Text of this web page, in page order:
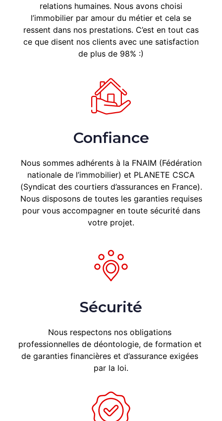
relations humaines. Nous avons choisi
l’immobilier par amour du métier et cela se
ressent dans nos prestations. C’est en tout cas
ce que disent nos clients avec une satisfaction
de plus de 98% :)
Confiance
Nous sommes adhérents à la FNAIM (Fédération
nationale de l’immobilier) et PLANETE CSCA
(Syndicat des courtiers d’assurances en France).
Nous disposons de toutes les garanties requises
pour vous accompagner en toute sécurité dans
votre projet.
Sécurité
Nous respectons nos obligations
professionnelles de déontologie, de formation et
de garanties financières et d’assurance exigées
par la loi.